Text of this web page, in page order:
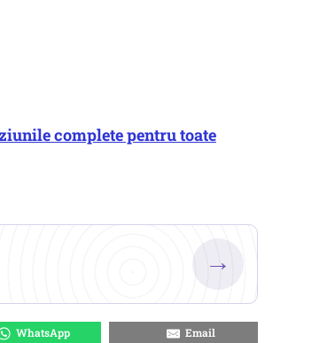
complete pentru toate
→
WhatsApp Email